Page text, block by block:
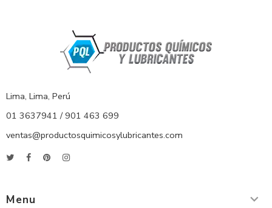
Lima, Lima, Perú
01 3637941 / 901 463 699
ventas@productosquimicosylubricantes.com
Menu